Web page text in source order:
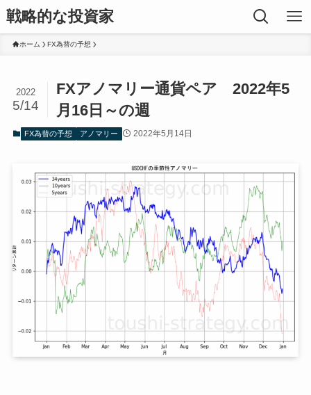
戦略的な投資家
ホーム FX為替の予想
FXアノマリー通貨ペア 2022年5
月16日～の週
2022
5/14
FX為替の予想 アノマリー 2022年5月14日